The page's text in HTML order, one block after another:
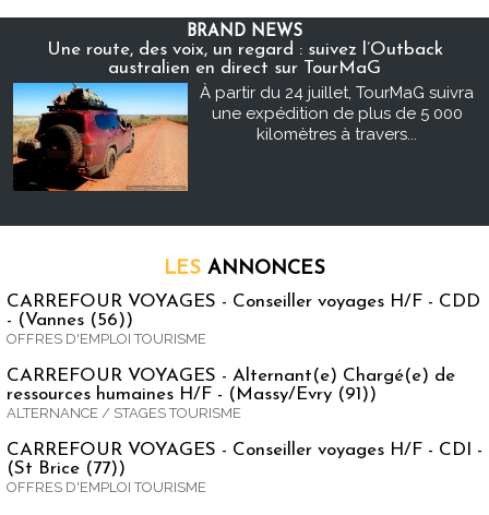
BRAND NEWS
Une route, des voix, un regard : suivez l’Outback
australien en direct sur TourMaG
À partir du 24 juillet, TourMaG suivra
une expédition de plus de 5 000
kilomètres à travers...
LES ANNONCES
CARREFOUR VOYAGES - Conseiller voyages H/F - CDD
- (Vannes (56))
OFFRES D'EMPLOI TOURISME
CARREFOUR VOYAGES - Alternant(e) Chargé(e) de
ressources humaines H/F - (Massy/Evry (91))
ALTERNANCE / STAGES TOURISME
CARREFOUR VOYAGES - Conseiller voyages H/F - CDI -
(St Brice (77))
OFFRES D'EMPLOI TOURISME